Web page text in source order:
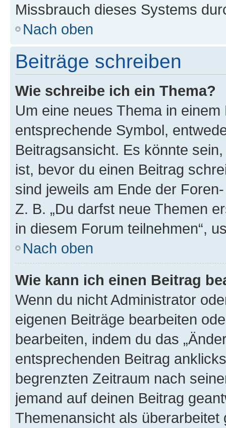
Missbrauch dieses Systems
Nach oben
Beiträge schreiben
Wie schreibe ich ein Thema?
Um eine neues Thema in
entsprechende Symbol,
Beitragsansicht. Es könnte
ist, bevor du einen Beitrag
sind jeweils am Ende der
Z. B. „Du darfst neue Themen
in diesem Forum teilnehmen“,
Nach oben
Wie kann ich einen Beitrag
Wenn du nicht Administrator
eigenen Beiträge bearbeiten
bearbeiten, indem du das
entsprechenden Beitrag
begrenzten Zeitraum nach
jemand auf deinen Beitrag
Themenansicht als